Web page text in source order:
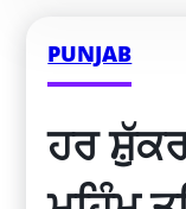
PUNJAB
ਹਰ